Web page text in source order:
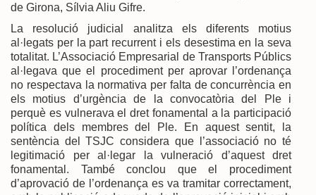
de Girona, Sílvia Aliu Gifre.
La resolució judicial analitza els diferents motius
al·legats per la part recurrent i els desestima en la seva
totalitat. L’Associació Empresarial de Transports Públics
al·legava que el procediment per aprovar l’ordenança
no respectava la normativa per falta de concurrència en
els motius d’urgència de la convocatòria del Ple i
perquè es vulnerava el dret fonamental a la participació
política dels membres del Ple. En aquest sentit, la
sentència del TSJC considera que l’associació no té
legitimació per al·legar la vulneració d’aquest dret
fonamental. També conclou que el procediment
d’aprovació de l’ordenança es va tramitar correctament,